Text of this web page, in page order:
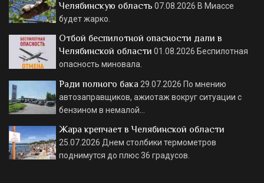
Челябинскую область 07.08.2026 В Миассе
будет жарко.
Отбой беспилотной опасности дали в
Челябинской области 01.08.2026 Беспилотная
опасность миновала.
Ради полного бака 29.07.2026 По мнению
автозаправщиков, ажиотаж вокруг ситуации с
бензином в немалой…
Жара крепчает в Челябинской области
25.07.2026 Днем столбики термометров
поднимутся до плюс 36 градусов.